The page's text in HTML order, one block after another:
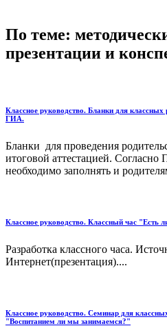
По теме:
презентации и
Классное руководство. Бланки для классных
ГИА.
Бланки для проведения
итоговой аттестацией.
необходимо заполнять и
Классное руководство. Классный час "Есть
Разработка классного часа.
Интернет(презентация)....
Классное руководство. Семинар для
"Воспитанием ли мы занимаемся?"